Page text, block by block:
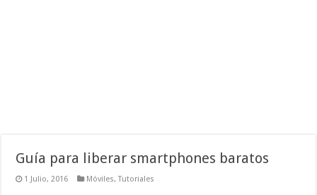
Guía para liberar smartphones baratos
1 Julio, 2016 Móviles,Tutoriales